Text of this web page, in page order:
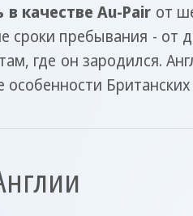
в качестве Au-Pair от
пребывания - от
где он зародился.